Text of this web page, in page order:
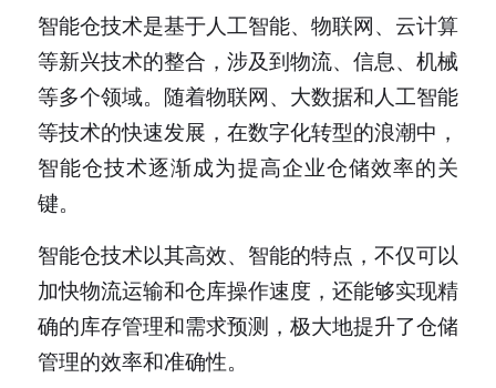
6S精益管理必备品
手机平板智能存储
废旧家电拆解解决方案
商超快递配送解决方案
公司介绍
知识奕优
Lean Manufacturing（精益生产和管理）
新闻动态
联系我们
搜索
智能仓技术是基于人工智能、物联网、云计算
等新兴技术的整合，涉及到物流、信息、机械
等多个领域。随着物联网、大数据和人工智能
等技术的快速发展，在数字化转型的浪潮中，
智能仓技术逐渐成为提高企业仓储效率的关
键。
智能仓技术以其高效、智能的特点，不仅可以
加快物流运输和仓库操作速度，还能够实现精
确的库存管理和需求预测，极大地提升了仓储
管理的效率和准确性。